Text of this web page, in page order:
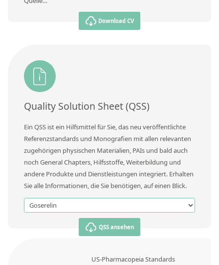
Download CV
Quality Solution Sheet (QSS)
Ein QSS ist ein Hilfsmittel für Sie, das neu veröffentlichte
Referenzstandards und Monografien mit allen relevanten
zugehörigen physischen Materialien, PAIs und bald auch
noch General Chapters, Hilfsstoffe, Weiterbildung und
andere Produkte und Dienstleistungen integriert. Erhalten
Sie alle Informationen, die Sie benötigen, auf einen Blick.
QSS ansehen
US-Pharmacopeia Standards